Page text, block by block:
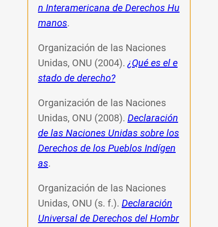
n Interamericana de Derechos Hu
manos.
Organización de las Naciones
Unidas, ONU (2004).¿Qué es el e
stado de derecho?
Organización de las Naciones
Unidas, ONU (2008). Declaración
de las Naciones Unidas sobre los
Derechos de los Pueblos Indígen
as.
Organización de las Naciones
Unidas, ONU (s. f.). Declaración
Universal de Derechos del Hombr